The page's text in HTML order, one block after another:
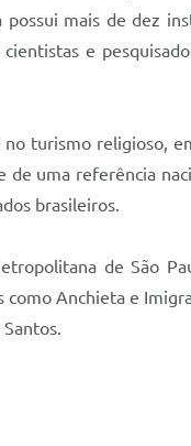
mais de dez
e
turismo religioso,
uma referência
brasileiros.
de São
Anchieta e
Santos.